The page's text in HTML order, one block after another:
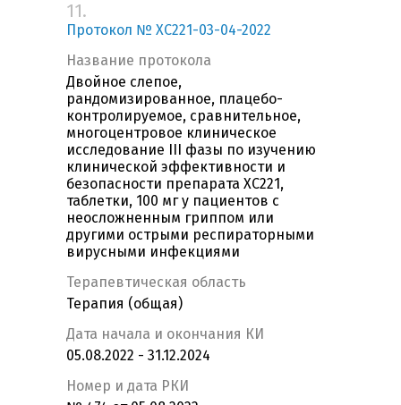
11.
Протокол № XC221-03-04-2022
Название протокола
Двойное слепое,
рандомизированное, плацебо-
контролируемое, сравнительное,
многоцентровое клиническое
исследование III фазы по изучению
клинической эффективности и
безопасности препарата XC221,
таблетки, 100 мг у пациентов с
неосложненным гриппом или
другими острыми респираторными
вирусными инфекциями
Терапевтическая область
Терапия (общая)
Дата начала и окончания КИ
05.08.2022 - 31.12.2024
Номер и дата РКИ